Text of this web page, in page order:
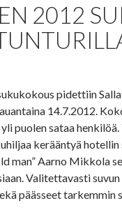
2012
pidettiin
14.7.2012.
puolen sataa
kerääntyä
man” Aarno Mikkola
Valitettavasti
päässeet tarkemmin